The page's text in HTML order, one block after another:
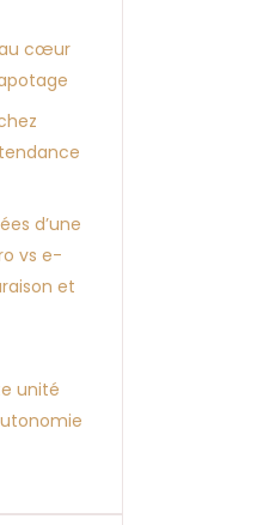
cœur
d’une
vs e-
et
unité